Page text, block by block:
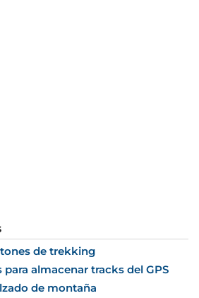
de trekking
almacenar tracks del GPS
de montaña